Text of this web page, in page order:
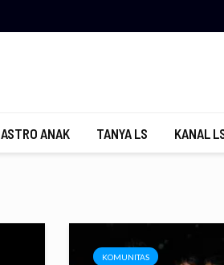
ASTRO ANAK TANYA LS KANAL
KOMUNITAS